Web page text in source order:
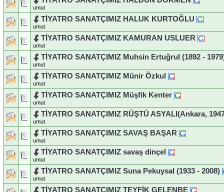
umut
TİYATRO SANATÇIMIZ HALUK KURTOĞLU
umut
TİYATRO SANATÇIMIZ KAMURAN USLUER
umut
TİYATRO SANATÇIMIZ Muhsin Ertuğrul (1892 -
umut
TİYATRO SANATÇIMIZ Münir Özkul
umut
TİYATRO SANATÇIMIZ Müşfik Kenter
umut
TİYATRO SANATÇIMIZ RÜŞTÜ ASYALI(Ankara,
umut
TİYATRO SANATÇIMIZ SAVAŞ BAŞAR
umut
TİYATRO SANATÇIMIZ savaş dinçel
umut
TİYATRO SANATÇIMIZ Suna Pekuysal (1933 - 2008)
umut
TİYATRO SANATÇIMIZ TEYFİK GELENBE